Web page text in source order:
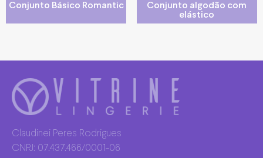
Conjunto Básico Romantic
Conjunto algodão com
elástico
Claudinei Peres Rodrigues
CNPJ: 07.437.466/0001-06